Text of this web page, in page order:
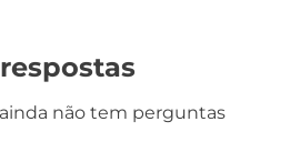
não tem perguntas